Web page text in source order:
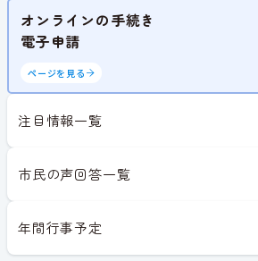
オンラインの手続き
電子申請
ページを見る
注目情報一覧
市民の声回答一覧
年間行事予定